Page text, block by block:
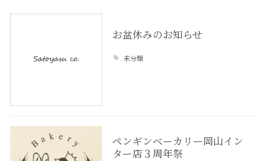
お盆休みのお知らせ
未分類
ペンギンベーカリー岡山イン
ター店３周年祭